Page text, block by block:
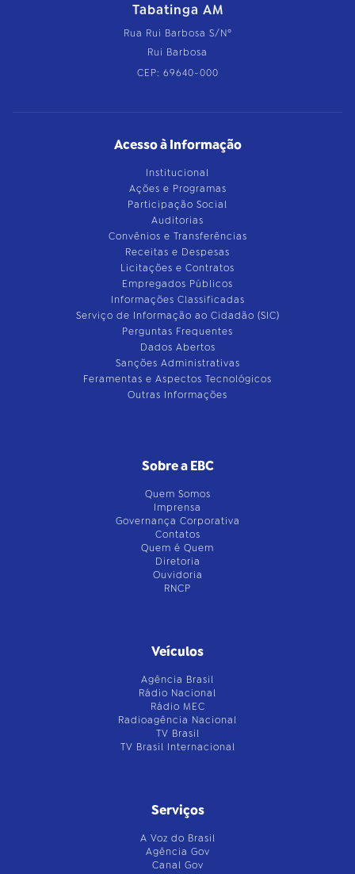
Tabatinga AM
Rua Rui Barbosa S/Nº
Rui Barbosa
CEP: 69640-000
Acesso à Informação
Institucional
Ações e Programas
Participação Social
Auditorias
Convênios e Transferências
Receitas e Despesas
Licitações e Contratos
Empregados Públicos
Informações Classificadas
Serviço de Informação ao Cidadão (SIC)
Perguntas Frequentes
Dados Abertos
Sanções Administrativas
Feramentas e Aspectos Tecnológicos
Outras Informações
Sobre a EBC
Quem Somos
Imprensa
Governança Corporativa
Contatos
Quem é Quem
Diretoria
Ouvidoria
RNCP
Veículos
Agência Brasil
Rádio Nacional
Rádio MEC
Radioagência Nacional
TV Brasil
TV Brasil Internacional
Serviços
A Voz do Brasil
Agência Gov
Canal Gov